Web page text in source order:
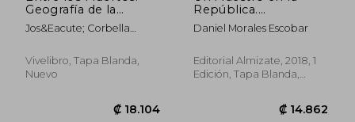
Geografía de la
Pobreza, de la Guerra
y de la Represión en
Jos&Eacute; Corbella
Vivelibro, Tapa Blanda,
Nuevo
República.
Depuración y Juicio
en Granada, 1936-
Daniel Morales Escobar
Editorial Almizate, 2018, 1
Edición, Tapa Blanda,